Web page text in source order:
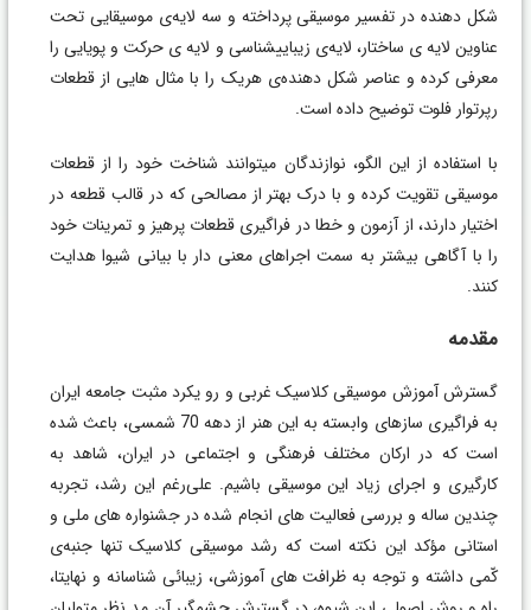
شکل دهنده در تفسیر موسیقی پرداخته و سه لایه‌ی موسیقایی تحت
عناوین لایه ی ساختار، لایه‌ی زیباییشناسی و لایه ی حرکت و پویایی را
معرفی کرده و عناصر شکل دهنده‌ی هریک را با مثال هایی از قطعات
رپرتوار فلوت توضیح داده است.
با استفاده از این الگو، نوازندگان میتوانند شناخت خود را از قطعات
موسیقی تقویت کرده و با درک بهتر از مصالحی که در قالب قطعه در
اختیار دارند، از آزمون و خطا در فراگیری قطعات پرهیز و تمرینات خود
را با آگاهی بیشتر به سمت اجراهای معنی دار با بیانی شیوا هدایت
کنند.
مقدمه
گسترش آموزش موسیقی کلاسیک غربی و رو یكرد مثبت جامعه ايران
به فراگیری سازهای وابسته به این هنر از دهه 70 شمسی، باعث شده
است که در اركان مختلف فرهنگی و اجتماعی در ايران، شاهد به
کارگیری و اجرای زیاد این موسیقی باشیم. علی‌رغم اين رشد، تجربه
چندين ساله و بررسی فعالیت های انجام شده در جشنواره های ملی و
استانی مؤكد اين نكته است كه رشد موسیقی کلاسیک تنها جنبه‌ی
كّمی داشته و توجه به ظرافت های آموزشی، زیبائی شناسانه و نهایتا،